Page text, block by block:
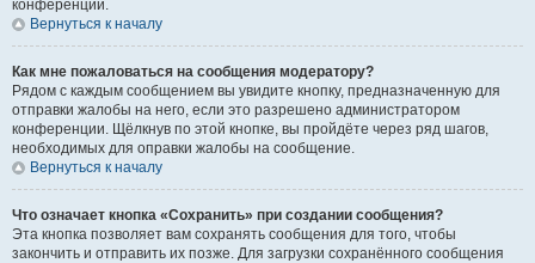
конференции.
Вернуться к началу
Как мне пожаловаться на сообщения модератору?
Рядом с каждым сообщением вы увидите кнопку, предназначенную для
отправки жалобы на него, если это разрешено администратором
конференции. Щёлкнув по этой кнопке, вы пройдёте через ряд шагов,
необходимых для оправки жалобы на сообщение.
Вернуться к началу
Что означает кнопка «Сохранить» при создании сообщения?
Эта кнопка позволяет вам сохранять сообщения для того, чтобы
закончить и отправить их позже. Для загрузки сохранённого сообщения